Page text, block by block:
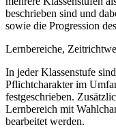
beschrieben sind und
sowie die Progression
Lernbereiche,
In jeder Klassenstufe
Pflichtcharakter im
festgeschrieben.
Lernbereich mit
bearbeitet werden.